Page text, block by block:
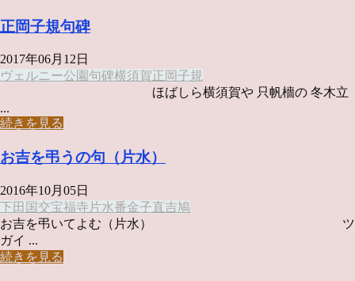
正岡子規句碑
2017年06月12日
ヴェルニー公園句碑横須賀正岡子規
ほばしら横須賀や 只帆檣の 冬木立
...
続きを見る
お吉を弔うの句（片水）
2016年10月05日
下田 国交宝福寺 片水番金子直吉鳩
お吉を弔いてよむ（片水） ツ
ガイ ...
続きを見る